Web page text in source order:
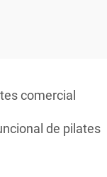
comercial
de pilates